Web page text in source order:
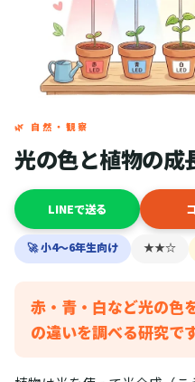
🌿 自然・観察
光の色と植物の成
LINEで送る
🚀 小4〜6年生向け ★★☆
赤・青・白など光の色
の違いを調べる研究です